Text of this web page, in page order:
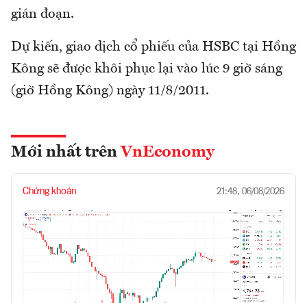
gián đoạn.
Dự kiến, giao dịch cổ phiếu của HSBC tại Hồng
Kông sẽ được khôi phục lại vào lúc 9 giờ sáng
(giờ Hồng Kông) ngày 11/8/2011.
Mới nhất trên VnEconomy
Chứng khoán 21:48, 06/08/2026